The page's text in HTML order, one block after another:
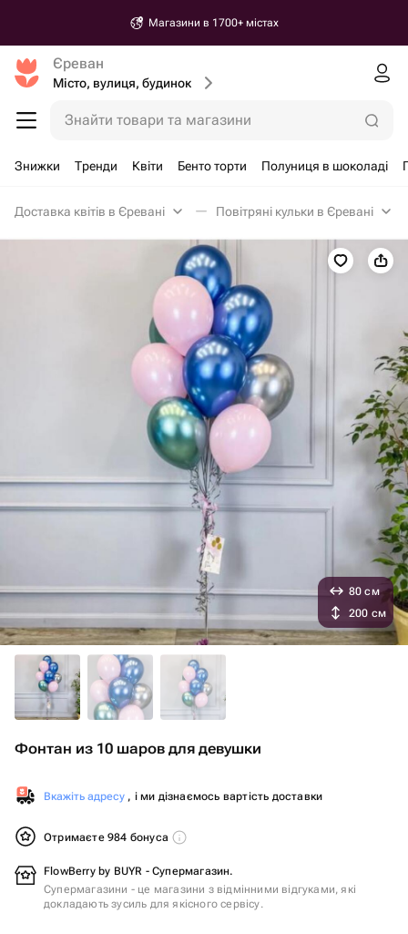
Магазини в 1700+ містах
Єреван
Місто, вулиця, будинок
Знайти товари та магазини
Знижки Тренди Квіти Бенто торти Полуниця в шоколаді
Доставка квітів в Єревані Повітряні кульки в Єревані
Фонтан из 10 шаров для девушки
Вкажіть адресу , і ми дізнаємось вартість доставки
Отримаєте 984 бонуса
FlowBerry by BUYR - Супермагазин.
Супермагазини - це магазини з відмінними відгуками, які
докладають зусиль для якісного сервісу.
80 см
200 см